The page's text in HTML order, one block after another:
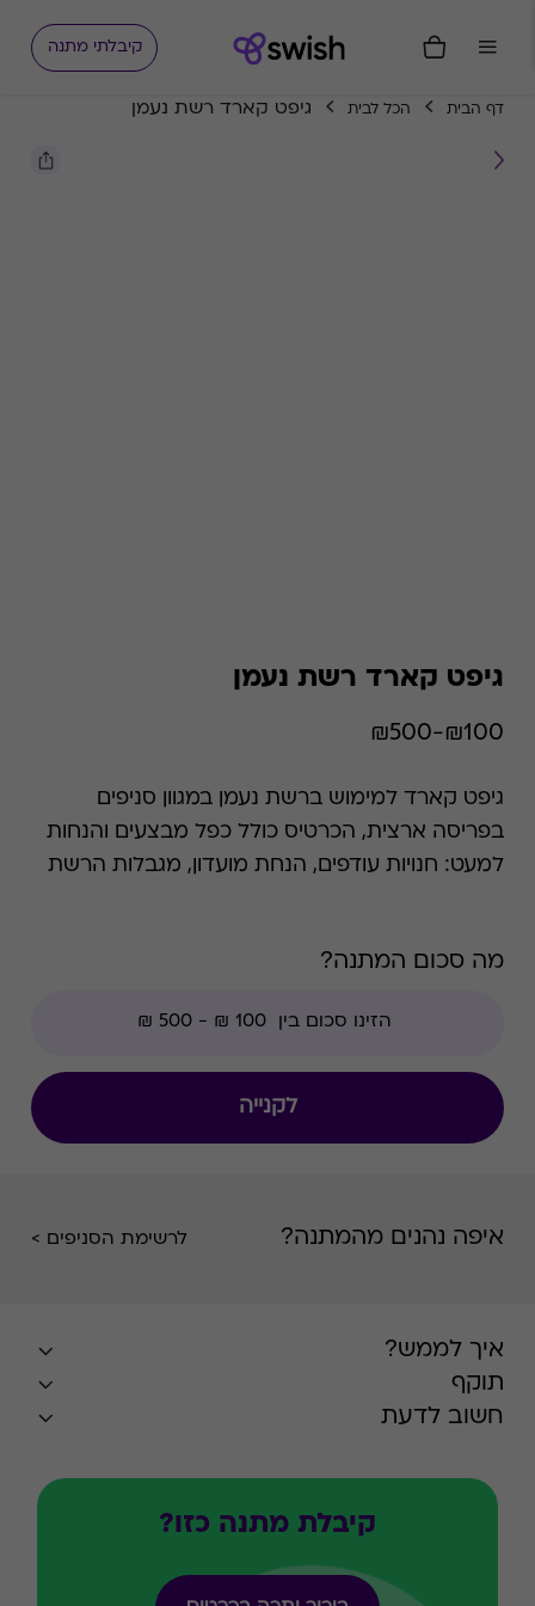
קיבלתי מתנה
דף הבית הכל לבית גיפט קארד רשת נעמן
גיפט קארד רשת נעמן
₪100-₪500
גיפט קארד למימוש ברשת נעמן במגוון סניפים
בפריסה ארצית, הכרטיס כולל כפל מבצעים והנחות
למעט: חנויות עודפים, הנחת מועדון, מגבלות הרשת
מה סכום המתנה?
לקנייה
איפה נהנים מהמתנה? לרשימת הסניפים >
איך לממש?
תוקף
חשוב לדעת
קיבלת מתנה כזו?